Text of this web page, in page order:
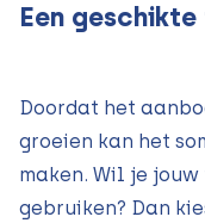
Een
Doordat het
groeien kan het
maken. Wil je
gebruiken? Dan